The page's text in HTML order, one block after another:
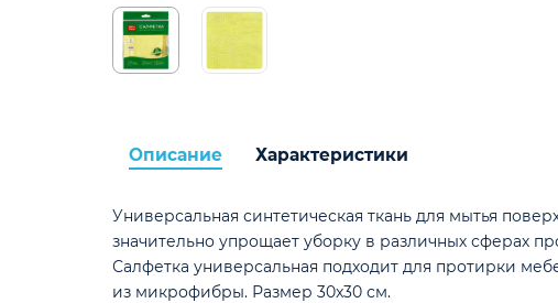
Описание Характеристики
Универсальная синтетическая ткань для мытья
значительно упрощает уборку в различных сферах
Салфетка универсальная подходит для протирки
из микрофибры. Размер 30x30 см.